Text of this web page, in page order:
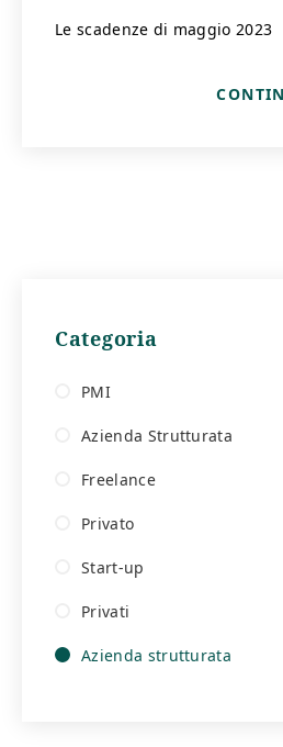
Le scadenze di maggio 2023
Categoria
PMI
Azienda Strutturata
Freelance
Privato
Start-up
Privati
Azienda strutturata